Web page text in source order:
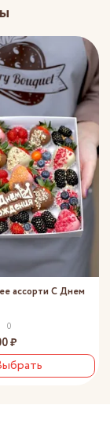
ассорти С Днем
0
₽